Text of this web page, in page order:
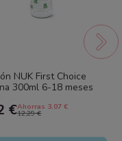
NUK First Choice
300ml 6-18 meses
€Ahorras 3.07 €
12,29 €